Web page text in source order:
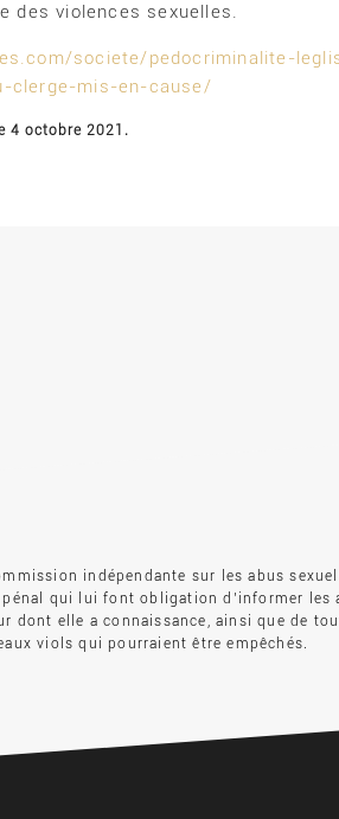
des violences sexuelles.
societe/pedocriminalite-
clerge-mis-en-cause/
4 octobre 2021.
indépendante sur les abus
pénal qui lui font obligation d’informer
dont elle a connaissance, ainsi que de
viols qui pourraient être empêchés.